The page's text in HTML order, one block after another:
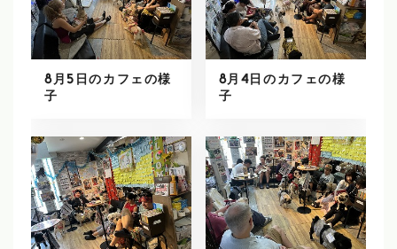
8月5日のカフェの様
子
8月4日のカフェの様
子